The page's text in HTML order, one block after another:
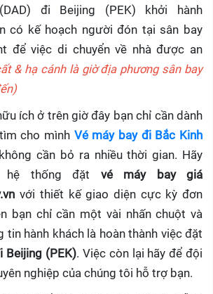
đi Beijing (PEK) khởi hành
có kế hoạch người đón tại sân bay
để việc di chuyển về nhà được an
& hạ cánh là giờ địa phương sân bay
ích ở trên giờ đây bạn chỉ cần dành
cho mình Vé máy bay đi Bắc Kinh
cần bỏ ra nhiều thời gian. Hãy
hệ thống đặt vé máy bay giá
với thiết kế giao diện cực kỳ đơn
bạn chỉ cần một vài nhấn chuột và
tin hành khách là hoàn thành việc đặt
Beijing (PEK). Việc còn lại hãy để đội
nghiệp của chúng tôi hỗ trợ bạn.